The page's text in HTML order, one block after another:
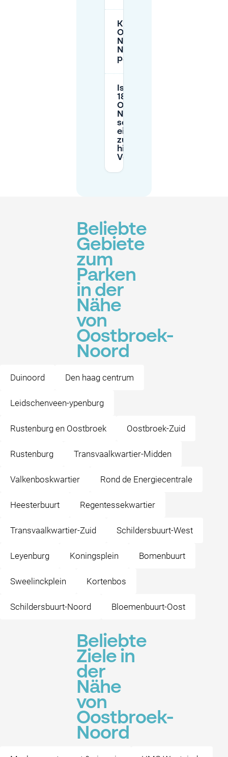
Kann ich in
Oostbroek-
Noord über
Nacht
parken?
Ist es nach
18:00 Uhr in
Oostbroek-
Noord
schwieriger,
einen Parkplatz
zu finden, und
hilft eine
Vorabbuchung?
Beliebte
Gebiete
zum
Parken
in der
Nähe
von
Oostbroek-
Noord
Duinoord Den haag centrum
Leidschenveen-ypenburg
Rustenburg en Oostbroek Oostbroek-Zuid
Rustenburg Transvaalkwartier-Midden
Valkenboskwartier Rond de Energiecentrale
Heesterbuurt Regentessekwartier
Transvaalkwartier-Zuid Schildersbuurt-West
Leyenburg Koningsplein Bomenbuurt
Sweelinckplein Kortenbos
Schildersbuurt-Noord Bloemenbuurt-Oost
Beliebte
Ziele in
der
Nähe
von
Oostbroek-
Noord